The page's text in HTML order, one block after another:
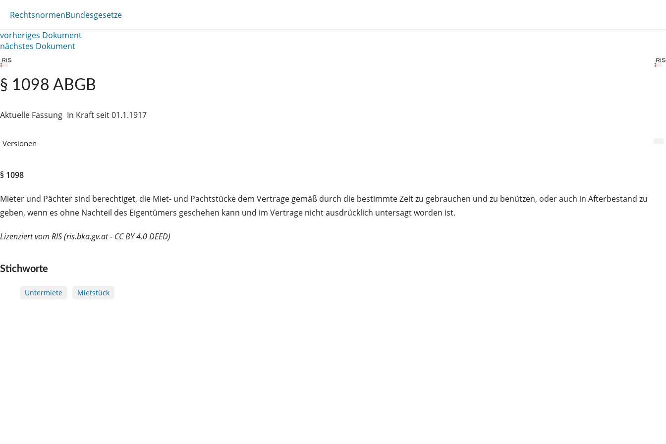
RechtsnormenBundesgesetze
vorheriges Dokument
nächstes Dokument
§ 1098 ABGB
Aktuelle Fassung In Kraft seit 01.1.1917
Versionen
§ 1098
Mieter und Pächter sind berechtiget, die Miet- und Pachtstücke dem Vertrage gemäß durch die bestimmte Zeit zu gebrauchen und zu benützen, oder auch in Afterbestand zu
geben, wenn es ohne Nachteil des Eigentümers geschehen kann und im Vertrage nicht ausdrücklich untersagt worden ist.
Lizenziert vom RIS (ris.bka.gv.at - CC BY 4.0 DEED)
Stichworte
Untermiete Mietstück